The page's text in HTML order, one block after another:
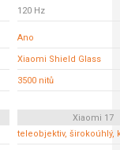
120 Hz
Ano
Xiaomi Shield Glass
3500 nitů
Xiaomi 17
teleobjektiv, širokoúhlý,